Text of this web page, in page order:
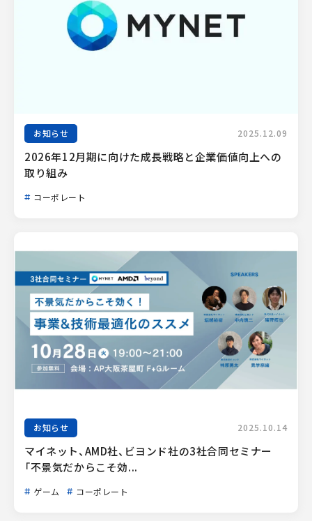
お知らせ 2025.12.09
2026年12月期に向けた成長戦略と企業価値向上への
取り組み
コーポレート
お知らせ 2025.10.14
マイネット、AMD社、ビヨンド社の3社合同セミナー
「不景気だからこそ効...
ゲーム コーポレート